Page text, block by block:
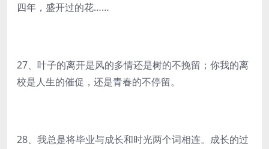
四年，盛开过的花……
27、叶子的离开是风的多情还是树的不挽留；你我的离
校是人生的催促，还是青春的不停留。
28、我总是将毕业与成长和时光两个词相连。成长的过